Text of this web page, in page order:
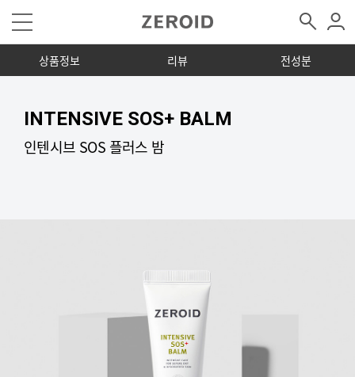
상품정보 리뷰 전성분
INTENSIVE SOS+ BALM
인텐시브 SOS 플러스 밤